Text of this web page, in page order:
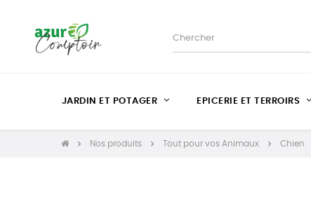
JARDIN ET POTAGER EPICERIE ET TERROIRS
Nos produits Tout pour vos Animaux Chien